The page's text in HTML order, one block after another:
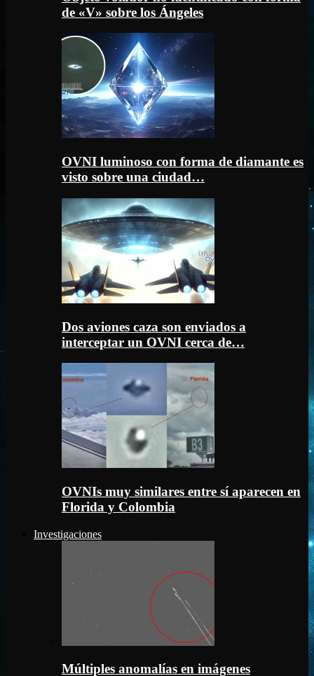
de «V» sobre los Ángeles
OVNI luminoso con forma de diamante es
visto sobre una ciudad…
Dos aviones caza son enviados a
interceptar un OVNI cerca de…
OVNIs muy similares entre sí aparecen en
Florida y Colombia
Investigaciones
Múltiples anomalías en imágenes